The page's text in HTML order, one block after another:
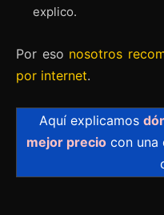
explico.
Por eso nosotros
por internet.
Aquí explicamos
mejor precio con una